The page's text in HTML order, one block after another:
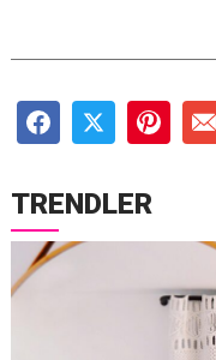
TRENDLER